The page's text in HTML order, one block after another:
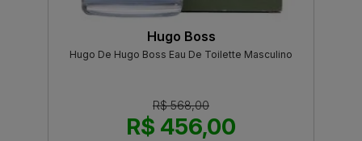
Hugo Boss
Hugo De Hugo Boss Eau De Toilette Masculino
R$ 568,00
R$ 456,00